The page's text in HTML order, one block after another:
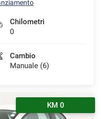
Chilometri
0
Cambio
Manuale (6)
KM 0